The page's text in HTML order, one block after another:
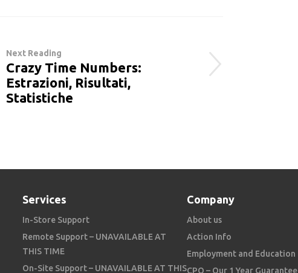
Next Reading
Crazy Time Numbers:
Estrazioni, Risultati,
Statistiche
Services
In-Store Support
Remote Support – UNAVAILABLE AT
THIS TIME
On-Site Support – UNAVAILABLE AT THIS
Company
About us
Action Info
Employment and Education
CPO – Our 1 Year Guarantee